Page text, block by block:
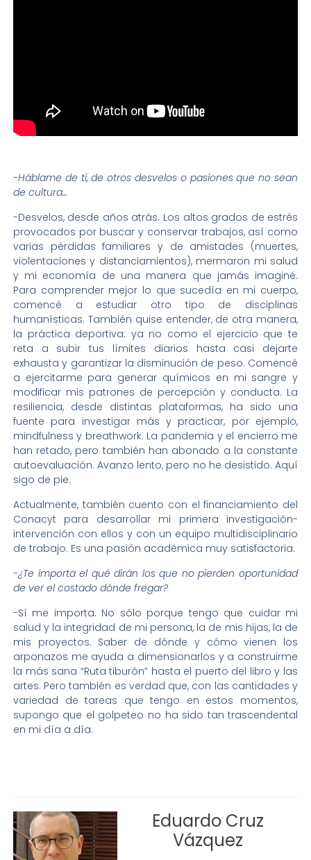
-Háblame de ti, de otros desvelos o pasiones que no sean
de cultura…
-Desvelos, desde años atrás. Los altos grados de estrés
provocados por buscar y conservar trabajos, así como
varias pérdidas familiares y de amistades (muertes,
violentaciones y distanciamientos), mermaron mi salud
y mi economía de una manera que jamás imaginé.
Para comprender mejor lo que sucedía en mi cuerpo,
comencé a estudiar otro tipo de disciplinas
humanísticas. También quise entender, de otra manera,
la práctica deportiva: ya no como el ejercicio que te
reta a subir tus límites diarios hasta casi dejarte
exhausta y garantizar la disminución de peso. Comencé
a ejercitarme para generar químicos en mi sangre y
modificar mis patrones de percepción y conducta. La
resiliencia, desde distintas plataformas, ha sido una
fuente para investigar más y practicar, por ejemplo,
mindfulness y breathwork. La pandemia y el encierro me
han retado, pero también han abonado a la constante
autoevaluación. Avanzo lento, pero no he desistido. Aquí
sigo de pie.
Actualmente, también cuento con el financiamiento del
Conacyt para desarrollar mi primera investigación-
intervención con ellos y con un equipo multidisciplinario
de trabajo. Es una pasión académica muy satisfactoria.
-¿Te importa el qué dirán los que no pierden oportunidad
de ver el costado dónde fregar?
-Sí me importa. No sólo porque tengo que cuidar mi
salud y la integridad de mi persona, la de mis hijas, la de
mis proyectos. Saber de dónde y cómo vienen los
arponazos me ayuda a dimensionarlos y a construirme
la más sana “Ruta tiburón” hasta el puerto del libro y las
artes. Pero también es verdad que, con las cantidades y
variedad de tareas que tengo en estos momentos,
supongo que el golpeteo no ha sido tan trascendental
en mi día a día.
Eduardo Cruz
Vázquez